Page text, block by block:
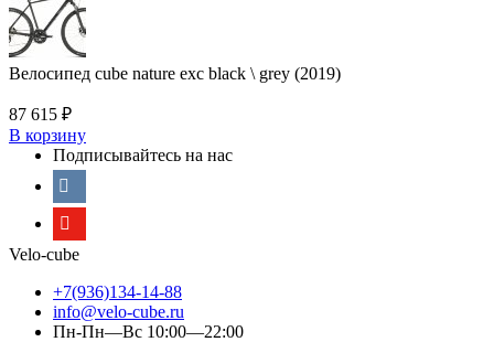
Велосипед cube nature exc black \ grey (2019)
87 615 ₽
В корзину
Подписывайтесь на нас
Velo-cube
+7(936)134-14-88
info@velo-cube.ru
Пн-Пн—Вс 10:00—22:00